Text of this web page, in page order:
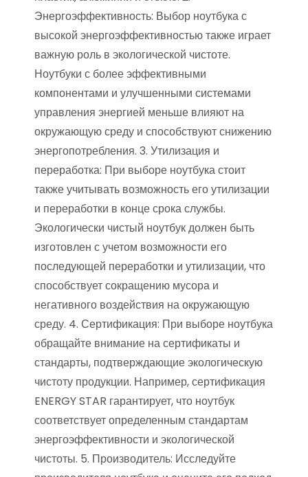
Энергоэффективность: Выбор ноутбука с
высокой энергоэффективностью также играет
важную роль в экологической чистоте.
Ноутбуки с более эффективными
компонентами и улучшенными системами
управления энергией меньше влияют на
окружающую среду и способствуют снижению
энергопотребления. 3. Утилизация и
переработка: При выборе ноутбука стоит
также учитывать возможность его утилизации
и переработки в конце срока службы.
Экологически чистый ноутбук должен быть
изготовлен с учетом возможности его
последующей переработки и утилизации, что
способствует сокращению мусора и
негативного воздействия на окружающую
среду. 4. Сертификация: При выборе ноутбука
обращайте внимание на сертификаты и
стандарты, подтверждающие экологическую
чистоту продукции. Например, сертификация
ENERGY STAR гарантирует, что ноутбук
соответствует определенным стандартам
энергоэффективности и экологической
чистоты. 5. Производитель: Исследуйте